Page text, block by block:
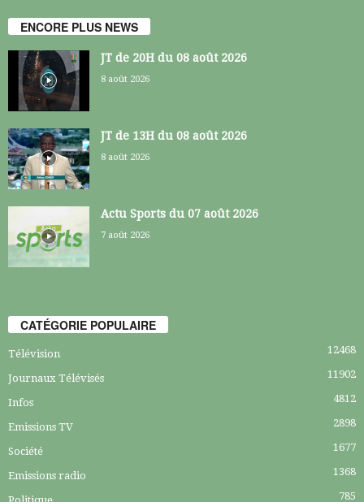
ENCORE PLUS NEWS
JT de 20H du 08 août 2026
8 août 2026
JT de 13H du 08 août 2026
8 août 2026
Actu Sports du 07 août 2026
7 août 2026
CATÉGORIE POPULAIRE
Télévision 12468
Journaux Télévisés 11902
Infos 4812
Emissions TV 2898
Société 1677
Emissions radio 1368
785